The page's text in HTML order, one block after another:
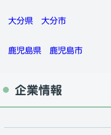
大分県 大分市
鹿児島県 鹿児島市
企業情報